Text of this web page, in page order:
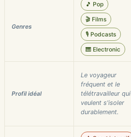
Genres
🎵 Pop
🎬 Films
🎙️ Podcasts
🎹 Electronic
Profil idéal
Le voyageur
fréquent et le
télétravailleur qui
veulent s'isoler
durablement.